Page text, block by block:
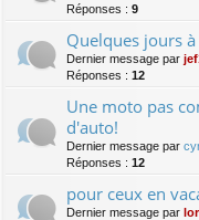
Réponses : 9
Quelques jours à
Dernier message par
Réponses : 12
Une moto pas
d'auto!
Dernier message par
Réponses : 12
pour ceux en
Dernier message par